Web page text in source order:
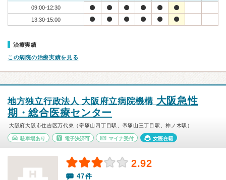
09:00-12:30
13:30-15:00
治療実績
この病院の治療実績を見る
地方独立行政法人 大阪府立病院機構 大阪急性
期・総合医療センター
大阪府大阪市住吉区万代東（帝塚山四丁目駅、帝塚山三丁目駅、神ノ木駅）
駐車場あり 電子決済可 マイナ受付 女医在籍
2.92
47件